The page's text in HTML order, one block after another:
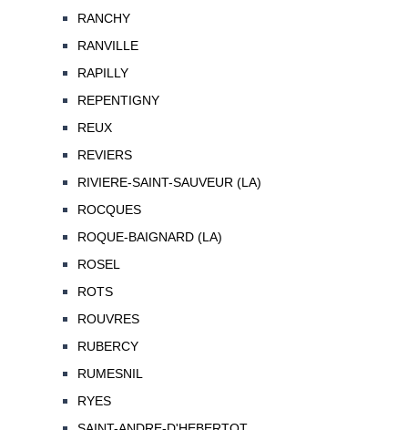
RANCHY
RANVILLE
RAPILLY
REPENTIGNY
REUX
REVIERS
RIVIERE-SAINT-SAUVEUR (LA)
ROCQUES
ROQUE-BAIGNARD (LA)
ROSEL
ROTS
ROUVRES
RUBERCY
RUMESNIL
RYES